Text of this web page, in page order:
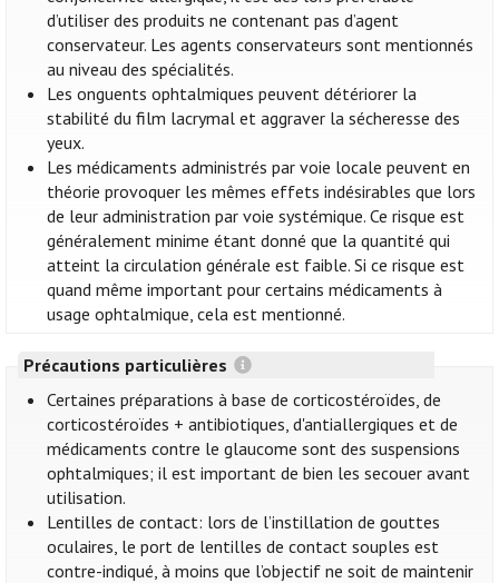
d’utiliser des produits ne contenant pas d’agent
conservateur. Les agents conservateurs sont mentionnés
au niveau des spécialités.
Les onguents ophtalmiques peuvent détériorer la
stabilité du film lacrymal et aggraver la sécheresse des
yeux.
Les médicaments administrés par voie locale peuvent en
théorie provoquer les mêmes effets indésirables que lors
de leur administration par voie systémique. Ce risque est
généralement minime étant donné que la quantité qui
atteint la circulation générale est faible. Si ce risque est
quand même important pour certains médicaments à
usage ophtalmique, cela est mentionné.
Précautions particulières
Certaines préparations à base de corticostéroïdes, de
corticostéroïdes + antibiotiques, d'antiallergiques et de
médicaments contre le glaucome sont des suspensions
ophtalmiques; il est important de bien les secouer avant
utilisation.
Lentilles de contact: lors de l’instillation de gouttes
oculaires, le port de lentilles de contact souples est
contre-indiqué, à moins que l’objectif ne soit de maintenir